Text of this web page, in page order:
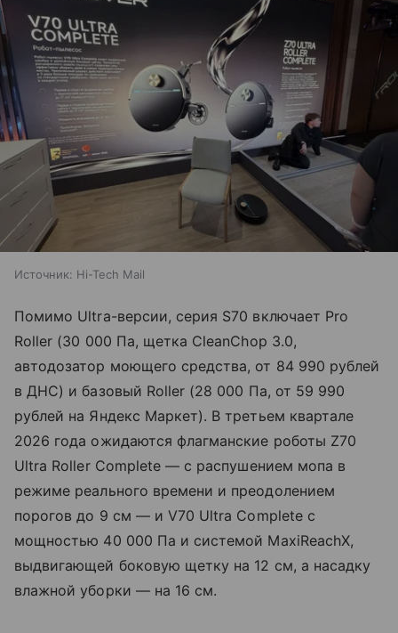
Источник: Hi-Tech Mail
Помимо Ultra-версии, серия S70 включает Pro
Roller (30 000 Па, щетка CleanChop 3.0,
автодозатор моющего средства, от 84 990 рублей
в ДНС) и базовый Roller (28 000 Па, от 59 990
рублей на Яндекс Маркет). В третьем квартале
2026 года ожидаются флагманские роботы Z70
Ultra Roller Complete — с распушением мопа в
режиме реального времени и преодолением
порогов до 9 см — и V70 Ultra Complete с
мощностью 40 000 Па и системой MaxiReachX,
выдвигающей боковую щетку на 12 см, а насадку
влажной уборки — на 16 см.